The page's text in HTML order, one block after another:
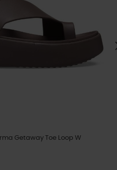
Getaway Toe Loop W